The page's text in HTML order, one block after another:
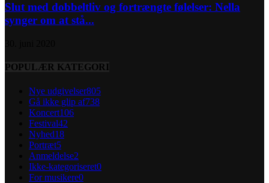
Slut med dobbeltliv og fortrængte følelser: Nella
synger om at stå...
POPULÆR KATEGORI
Nye udgivelser805
Gå ikke glip af738
Koncert106
Festival42
Nyhed18
Portræt5
Anmeldelse2
Ikke-kategoriseret0
For musikere0